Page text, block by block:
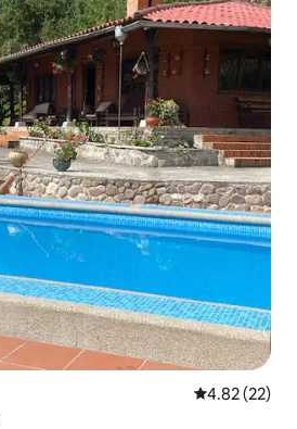
レビュー22
4.82 (22)